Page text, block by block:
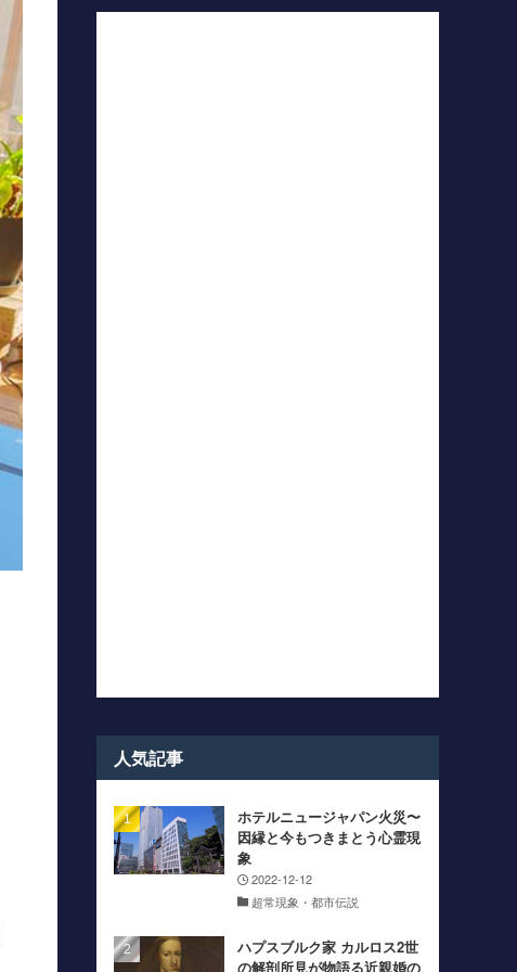
人気記事
ホテルニュージャパン火災〜
因縁と今もつきまとう心霊現
象
2022-12-12
超常現象・都市伝説
ハプスブルク家 カルロス2世
の解剖所見が物語る近親婚の